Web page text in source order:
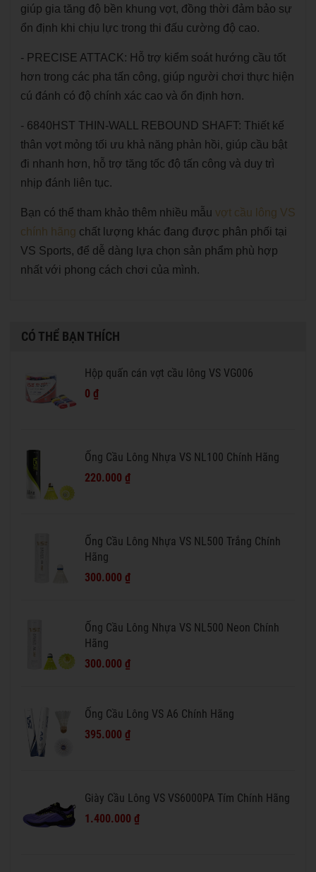
giúp gia tăng độ bền khung vợt, đồng thời đảm bảo sự
ổn định khi chịu lực trong thi đấu cường độ cao.
- PRECISE ATTACK: Hỗ trợ kiểm soát hướng cầu tốt
hơn trong các pha tấn công, giúp người chơi thực hiện
cú đánh có độ chính xác cao và ổn định hơn.
- 6840HST THIN-WALL REBOUND SHAFT: Thiết kế
thân vợt mỏng tối ưu khả năng phản hồi, giúp cầu bật
đi nhanh hơn, hỗ trợ tăng tốc độ tấn công và duy trì
nhịp đánh liên tục.
Bạn có thể tham khảo thêm nhiều mẫu vợt cầu lông VS
chính hãng chất lượng khác đang được phân phối tại
VS Sports, để dễ dàng lựa chọn sản phẩm phù hợp
nhất với phong cách chơi của mình.
CÓ THỂ BẠN THÍCH
Hộp quấn cán vợt cầu lông VS VG006
0 ₫
Ống Cầu Lông Nhựa VS NL100 Chính Hãng
220.000 ₫
Ống Cầu Lông Nhựa VS NL500 Trắng Chính
Hãng
300.000 ₫
Ống Cầu Lông Nhựa VS NL500 Neon Chính
Hãng
300.000 ₫
Ống Cầu Lông VS A6 Chính Hãng
395.000 ₫
Giày Cầu Lông VS VS6000PA Tím Chính Hãng
1.400.000 ₫